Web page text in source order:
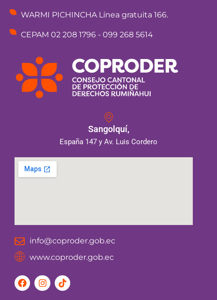
WARMI PICHINCHA Línea gratuita 166.
CEPAM 02 208 1796 - 099 268 5614
Sangolquí,
España 147 y Av. Luis Cordero
info@coproder.gob.ec
www.coproder.gob.ec
F
a
I
n
T
i